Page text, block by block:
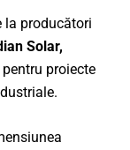
la producători
Solar,
proiecte